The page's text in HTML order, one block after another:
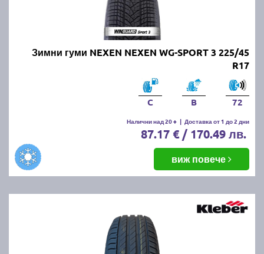
безплатна доставка, но предлага експресна
доставка до всички точки на страната.
Възползвайте се от директна доставка до Варна,
Пловдив, Бургас, София, Стара Загора, Велико
Благоевград, Кюстендил, Перник, Хасково,
Силистра, Добрич и други градове.
Зимни гуми NEXEN NEXEN WG-SPORT 3 225/45
R17
C B 72
Налични над 20 + | Доставка от 1 до 2 дни
87.17 € / 170.49 лв.
виж повече